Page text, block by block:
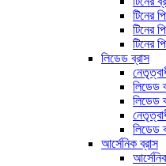
টিনের
টিনের
টিনের
লিডেড ব্রাস
লিডেড
লিডেড
লিডেড
আর্সেনিক ব্রাস